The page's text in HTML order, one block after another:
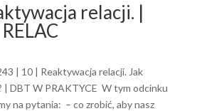
relacji. |
| 10 | Reaktywacja relacji. Jak
| DBT W PRAKTYCE W tym odcinku
na pytania: – co zrobić, aby nasz